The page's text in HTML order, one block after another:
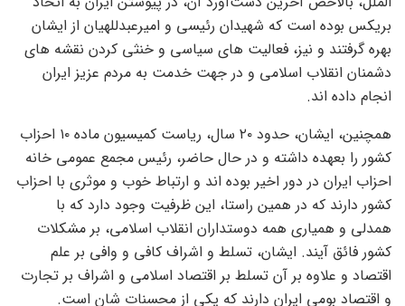
بریکس بوده است که شهیدان رئیسی و امیرعبدللهیان از ایشان
بهره گرفتند و نیز، فعالیت های سیاسی و خنثی کردن نقشه های
دشمنان انقلاب اسلامی و در جهت خدمت به مردم عزیز ایران
انجام داده اند.
همچنین، ایشان، حدود ۲۰ سال، ریاست کمیسیون ماده ۱۰ احزاب
کشور را بعهده داشته و در حال حاضر، رئیس مجمع عمومی خانه
احزاب ایران در دور اخیر بوده اند و ارتباط خوب و موثری با احزاب
کشور دارند که در همین راستا، این ظرفیت وجود دارد که با
همدلی و همیاری همه دوستداران انقلاب اسلامی، بر مشکلات
کشور فائق آیند. ایشان، تسلط و اشراف کافی و وافی بر علم
اقتصاد و علاوه بر آن تسلط بر اقتصاد اسلامی و اشراف بر تجارت
و اقتصاد بومی ایران دارند که یکی از محسنات شان است.